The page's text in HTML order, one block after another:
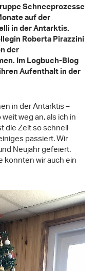
Schneeprozesse
auf der
in der Antarktis.
Roberta Pirazzini
der
Im Logbuch-Blog
Aufenthalt in der
in der Antarktis –
weg an, als ich in
die Zeit so schnell
passiert. Wir
Neujahr gefeiert.
konnten wir auch ein